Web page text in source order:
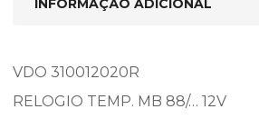
INFORMAÇÃO ADICIONAL
VDO 310012020R
RELOGIO TEMP. MB 88/… 12V